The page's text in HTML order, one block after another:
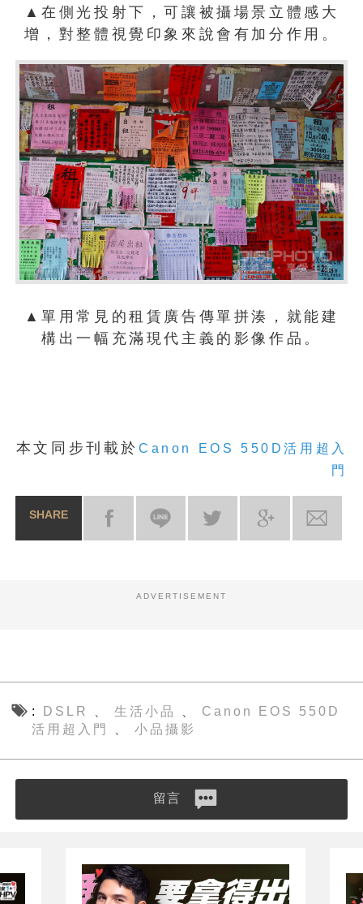
▲在側光投射下，可讓被攝場景立體感大
增，對整體視覺印象來說會有加分作用。
▲單用常見的租賃廣告傳單拼湊，就能建
構出一幅充滿現代主義的影像作品。
本文同步刊載於 Canon EOS 550D活用超入
門
SHARE
ADVERTISEMENT
DSLR 生活小品
Canon EOS 550D
活用超入門
、小品攝影
留言